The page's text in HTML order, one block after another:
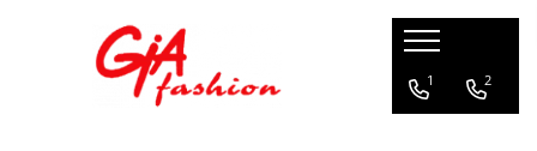
Produsele noastre 1 2